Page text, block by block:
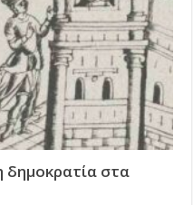
δημοκρατία στα